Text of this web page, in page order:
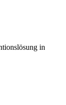
in